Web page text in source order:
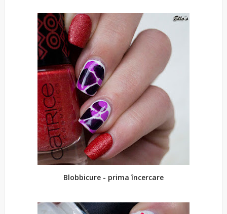
Blobbicure - prima încercare